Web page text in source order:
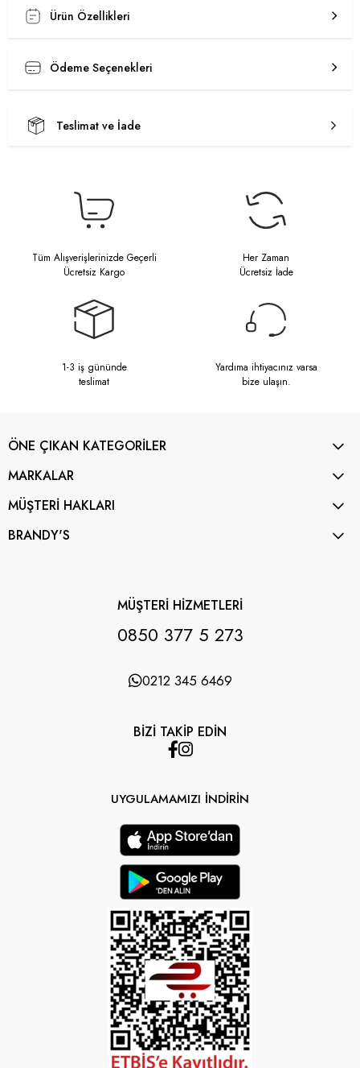
Ürün Özellikleri
Ödeme Seçenekleri
Teslimat ve İade
Tüm Alışverişlerinizde Geçerli
Ücretsiz Kargo
Her Zaman
Ücretsiz İade
1-3 iş gününde
teslimat
Yardıma ihtiyacınız varsa
bize ulaşın.
ÖNE ÇIKAN KATEGORİLER
MARKALAR
MÜŞTERİ HAKLARI
BRANDY'S
MÜŞTERİ HİZMETLERİ
0850 377 5 273
0212 345 6469
BİZİ TAKİP EDİN
UYGULAMAMIZI İNDİRİN